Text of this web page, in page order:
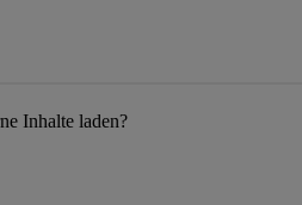
Inhalte laden?